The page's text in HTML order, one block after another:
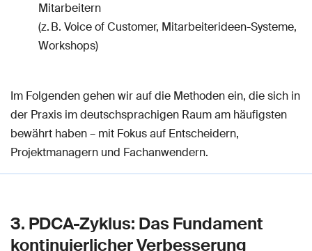
Mitarbeitern
(z. B. Voice of Customer, Mitarbeiterideen-Systeme,
Workshops)
Im Folgenden gehen wir auf die Methoden ein, die sich in
der Praxis im deutschsprachigen Raum am häufigsten
bewährt haben – mit Fokus auf Entscheidern,
Projektmanagern und Fachanwendern.
3. PDCA-Zyklus: Das Fundament
kontinuierlicher Verbesserung